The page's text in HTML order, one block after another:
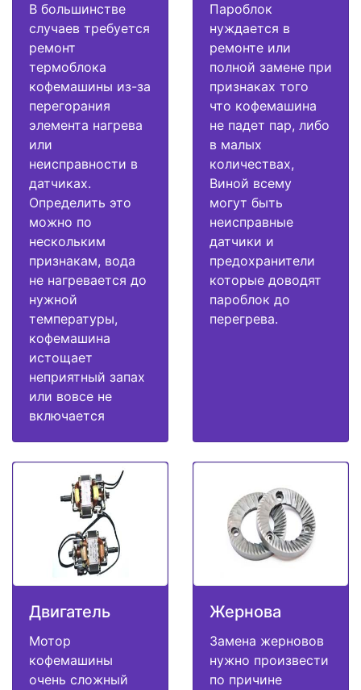
В большинстве
случаев требуется
ремонт
термоблока
кофемашины из-за
перегорания
элемента нагрева
или
неисправности в
датчиках.
Определить это
можно по
нескольким
признакам, вода
не нагревается до
нужной
температуры,
кофемашина
истощает
неприятный запах
или вовсе не
включается
Пароблок
нуждается в
ремонте или
полной замене при
признаках того
что кофемашина
не падет пар, либо
в малых
количествах,
Виной всему
могут быть
неисправные
датчики и
предохранители
которые доводят
пароблок до
перегрева.
Двигатель
Мотор
кофемашины
очень сложный
Жернова
Замена жерновов
нужно произвести
по причине